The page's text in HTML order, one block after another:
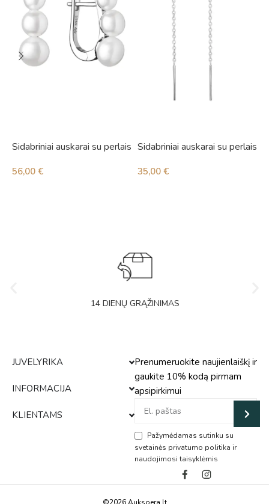
Sidabriniai auskarai su perlais
56,00 €
Sidabriniai auskarai su perlais
35,00 €
14 DIENŲ GRĄŽINIMAS
JUVELYRIKA
INFORMACIJA
KLIENTAMS
Prenumeruokite naujienlaiškį ir
gaukite 10% kodą pirmam
apsipirkimui
Pažymėdamas sutinku su
svetainės privatumo politika ir
naudojimosi taisyklėmis
Alternative: